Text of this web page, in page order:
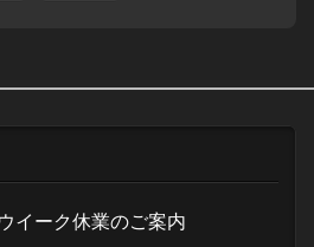
イーク休業のご案内